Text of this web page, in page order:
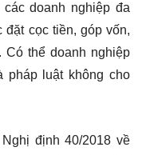
doanh nghiệp đa
cọc tiền, góp vốn,
thể doanh nghiệp
pháp luật không cho
định 40/2018 về